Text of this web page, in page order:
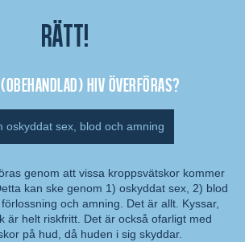
Rätt!
hiv överföras?
oskyddat sex, blod och amning
genom att vissa kroppsvätskor kommer
kan ske genom 1) oskyddat sex, 2) blod
och amning. Det är allt. Kyssar,
är helt riskfritt. Det är också ofarligt med
på hud, då huden i sig skyddar.